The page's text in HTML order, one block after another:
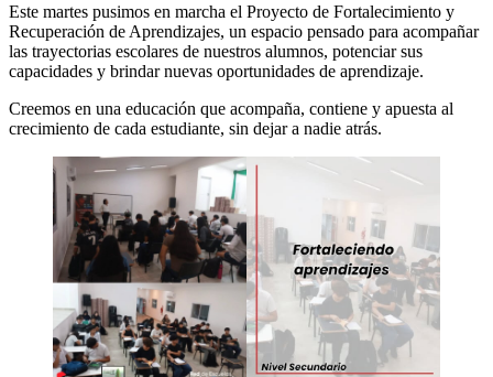
Este martes pusimos en marcha el Proyecto de Fortalecimiento y
Recuperación de Aprendizajes, un espacio pensado para acompañar
las trayectorias escolares de nuestros alumnos, potenciar sus
capacidades y brindar nuevas oportunidades de aprendizaje.
Creemos en una educación que acompaña, contiene y apuesta al
crecimiento de cada estudiante, sin dejar a nadie atrás.